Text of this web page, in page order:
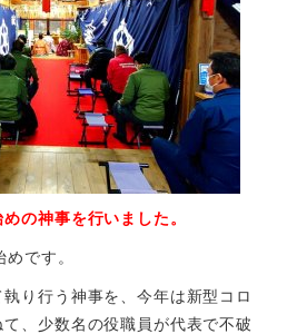
の神事を行いました。
です。
り行う神事を、今年は新型コロ
、少数名の役職員が代表で不破